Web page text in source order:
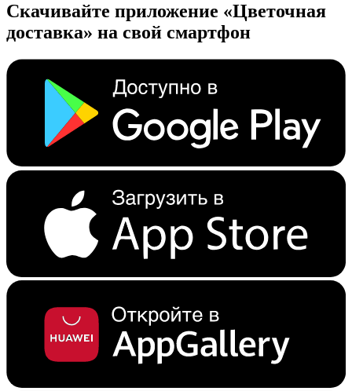
Скачивайте приложение «Цветочная
доставка» на свой смартфон